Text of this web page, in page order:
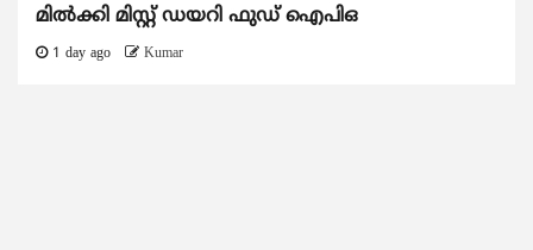
മിൽക്കി മിസ്റ്റ് ഡയറി ഫുഡ് ഐപിഒ
1 day ago Kumar